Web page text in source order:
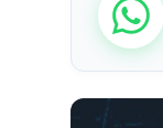
வெப்ஸ்டோரி
தமிழ்